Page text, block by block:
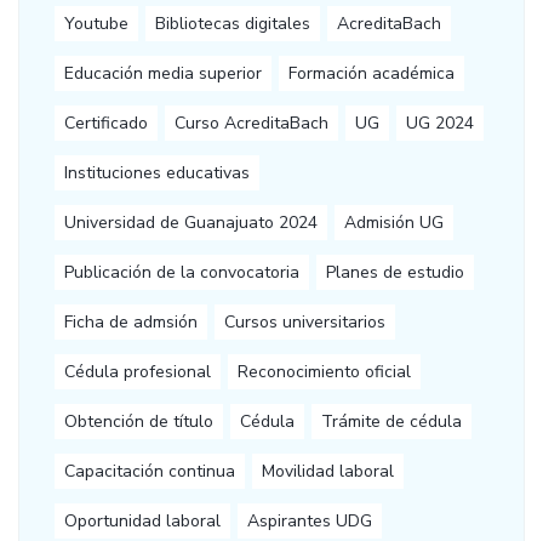
Youtube Bibliotecas digitales AcreditaBach
Educación media superior Formación académica
Certificado Curso AcreditaBach UG UG 2024
Instituciones educativas
Universidad de Guanajuato 2024 Admisión UG
Publicación de la convocatoria Planes de estudio
Ficha de admsión Cursos universitarios
Cédula profesional Reconocimiento oficial
Obtención de título Cédula Trámite de cédula
Capacitación continua Movilidad laboral
Oportunidad laboral Aspirantes UDG